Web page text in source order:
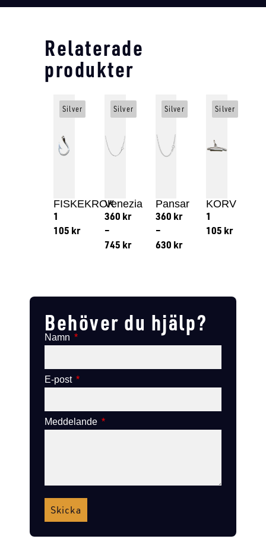
Relaterade
produkter
FISKEKROK
1
105 kr
Silver
Venezia
360 kr
–
745 kr
Silver
Pansar
360 kr
–
630 kr
Silver
KORV
1
105 kr
Silver
Behöver du hjälp?
Namn
E-post
Meddelande
Skicka